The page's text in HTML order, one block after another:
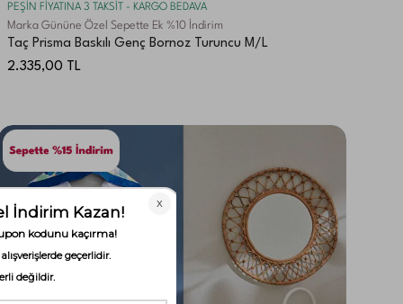
PEŞİN FİYATINA 3 TAKSİT - KARGO BEDAVA
Marka Gününe Özel Sepette Ek %10 İndirim
Taç Prisma Baskılı Genç Bornoz Turuncu M/L
2.335,00 TL